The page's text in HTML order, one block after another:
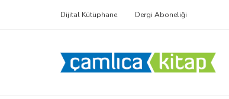
Dijital Kütüphane Dergi Aboneliği